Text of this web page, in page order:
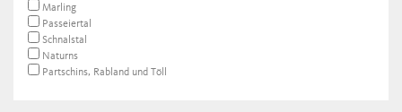
Marling
Passeiertal
Schnalstal
Naturns
Partschins, Rabland und Töll